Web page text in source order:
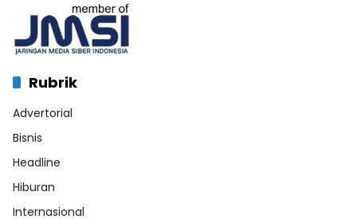
Rubrik
Advertorial
Bisnis
Headline
Hiburan
Internasional